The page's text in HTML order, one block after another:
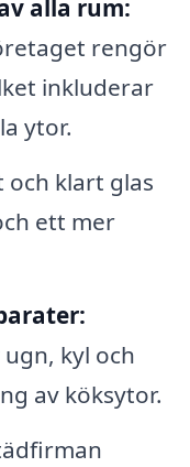
alla rum:
rengör
inkluderar
ytor.
och klart glas
ett mer
kyl och
av köksytor.